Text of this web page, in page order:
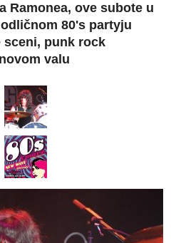
Ramonea, ove subote u
80's partyju
sceni, punk rock
valu